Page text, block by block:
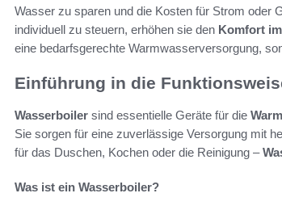
Wasser zu sparen und die Kosten für Strom oder
individuell zu steuern, erhöhen sie den Komfort
eine bedarfsgerechte Warmwasserversorgung,
Einführung in die
Wasserboiler sind essentielle Geräte für die
Sie sorgen für eine zuverlässige Versorgung mit
für das Duschen, Kochen oder die Reinigung –
Was ist ein Wasserboiler?